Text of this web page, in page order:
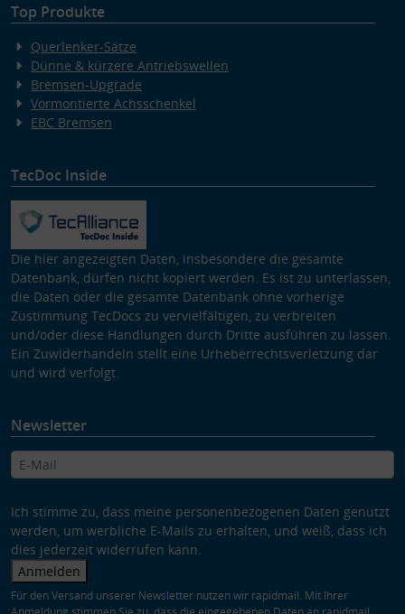
Top Produkte
Querlenker-Sätze
Dünne & kürzere Antriebswellen
Bremsen-Upgrade
Vormontierte Achsschenkel
EBC Bremsen
TecDoc Inside
Die hier angezeigten Daten, insbesondere die gesamte
Datenbank, dürfen nicht kopiert werden. Es ist zu unterlassen,
die Daten oder die gesamte Datenbank ohne vorherige
Zustimmung TecDocs zu vervielfältigen, zu verbreiten
und/oder diese Handlungen durch Dritte ausführen zu lassen.
Ein Zuwiderhandeln stellt eine Urheberrechtsverletzung dar
und wird verfolgt.
Newsletter
Ich stimme zu, dass meine personenbezogenen Daten genutzt
werden, um werbliche E-Mails zu erhalten, und weiß, dass ich
dies jederzeit widerrufen kann.
Anmelden
Für den Versand unserer Newsletter nutzen wir rapidmail. Mit Ihrer